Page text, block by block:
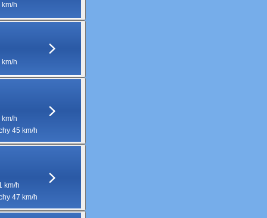
km/h
km/h
km/h
45 km/h
km/h
47 km/h